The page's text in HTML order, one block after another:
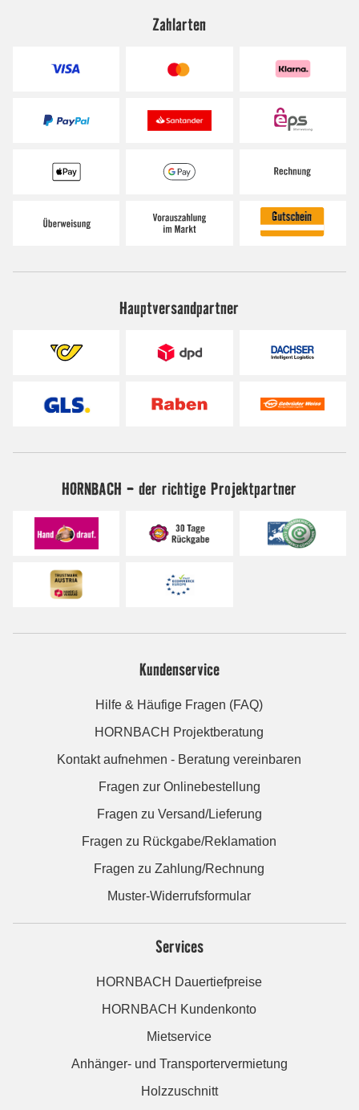
Zahlarten
Hauptversandpartner
HORNBACH - der richtige Projektpartner
Kundenservice
Hilfe & Häufige Fragen (FAQ)
HORNBACH Projektberatung
Kontakt aufnehmen - Beratung vereinbaren
Fragen zur Onlinebestellung
Fragen zu Versand/Lieferung
Fragen zu Rückgabe/Reklamation
Fragen zu Zahlung/Rechnung
Muster-Widerrufsformular
Services
HORNBACH Dauertiefpreise
HORNBACH Kundenkonto
Mietservice
Anhänger- und Transportervermietung
Holzzuschnitt